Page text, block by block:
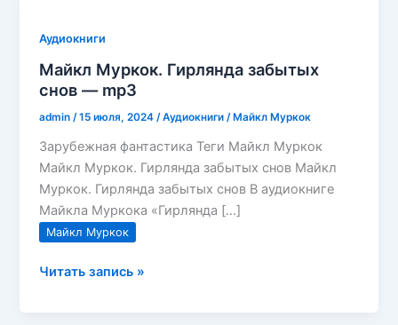
Аудиокниги
Майкл Муркок. Гирлянда забытых
снов — mp3
admin /15 июля, 2024 /Аудиокниги /Майкл Муркок
Зарубежная фантастика Теги Майкл Муркок
Майкл Муркок. Гирлянда забытых снов Майкл
Муркок. Гирлянда забытых снов В аудиокниге
Майкла Муркока «Гирлянда […]
Майкл Муркок
Майкл
Читать запись »